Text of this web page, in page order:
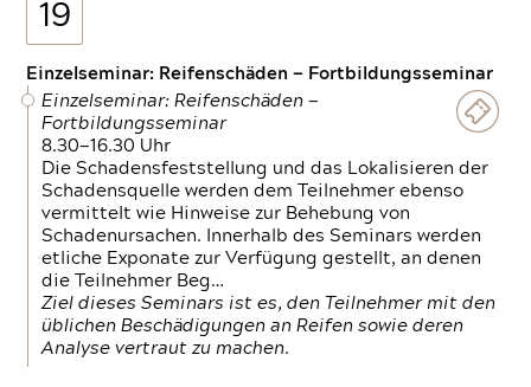
19
Einzelseminar: Reifenschäden — Fortbildungsseminar
Einzelseminar: Reifenschäden —
Fortbildungsseminar
8.30—16.30 Uhr
Die Schadensfeststellung und das Lokalisieren der
Schadensquelle werden dem Teilnehmer ebenso
vermittelt wie Hinweise zur Behebung von
Schadenursachen. Innerhalb des Seminars werden
etliche Exponate zur Verfügung gestellt, an denen
die Teilnehmer Beg…
Ziel dieses Seminars ist es, den Teilnehmer mit den
üblichen Beschädigungen an Reifen sowie deren
Analyse vertraut zu machen.